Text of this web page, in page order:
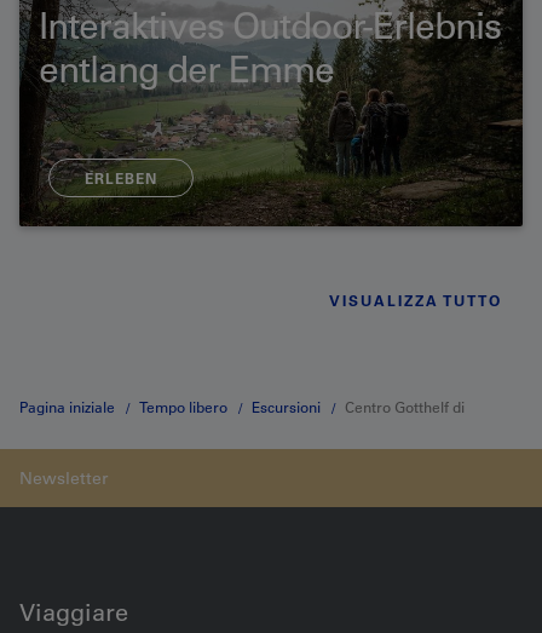
Interaktives Outdoor-Erlebnis
entlang der Emme
ERLEBEN
VISUALIZZA TUTTO
Pagina iniziale Tempo libero Escursioni Centro Gotthelf di
Viaggiare